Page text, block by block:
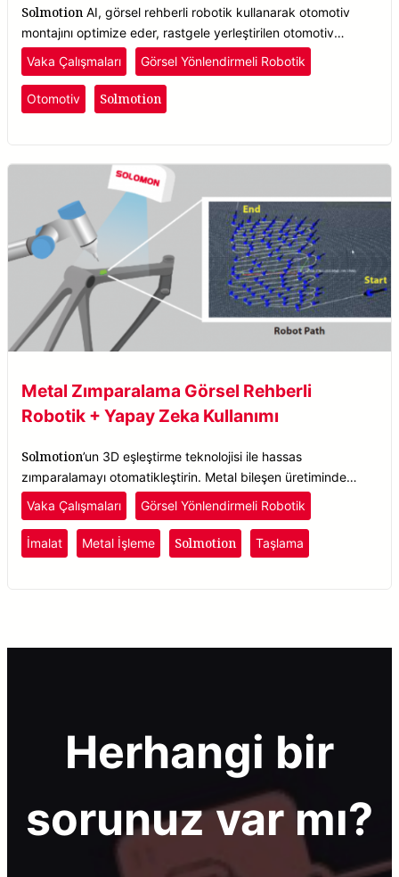
Solmotion AI, görsel rehberli robotik kullanarak otomotiv
montajını optimize eder, rastgele yerleştirilen otomotiv
parçalarını, yönelim fark etmeksizin hassasiyetle tespit eder.
Vaka Çalışmaları Görsel Yönlendirmeli Robotik
Otomotiv Solmotion
Metal Zımparalama Görsel Rehberli
Robotik + Yapay Zeka Kullanımı
Solmotion’un 3D eşleştirme teknolojisi ile hassas
zımparalamayı otomatikleştirin. Metal bileşen üretiminde
kaliteyi artırın, israfı azaltın ve verimliliği artırın.
Vaka Çalışmaları Görsel Yönlendirmeli Robotik
İmalat Metal İşleme Solmotion Taşlama
Herhangi bir
sorunuz var mı?